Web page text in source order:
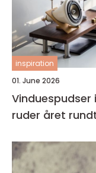
inspiration
01. June 2026
Vinduespudser
ruder året